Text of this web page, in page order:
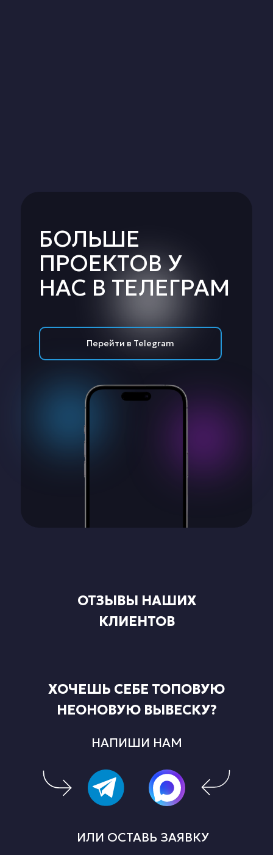
Перейти в Telegram
БОЛЬШЕ
ПРОЕКТОВ У
НАС В ТЕЛЕГРАМ
ОТЗЫВЫ НАШИХ
КЛИЕНТОВ
НАПИШИ НАМ
ИЛИ ОСТАВЬ ЗАЯВКУ
ХОЧЕШЬ СЕБЕ ТОПОВУЮ
НЕОНОВУЮ ВЫВЕСКУ?